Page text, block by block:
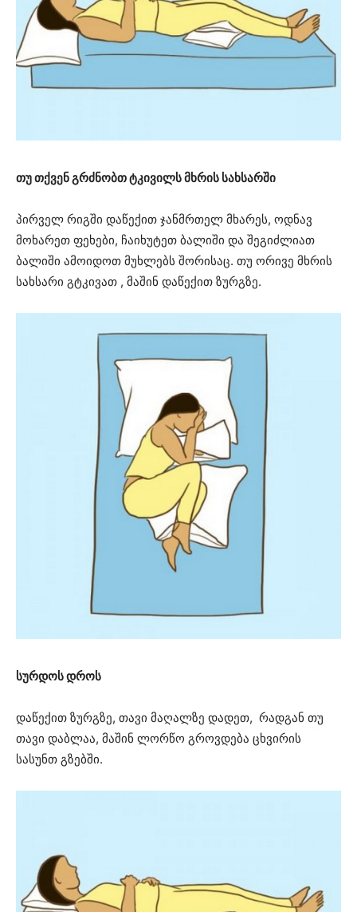
თუ თქვენ გრძნობთ ტკივილს მხრის სახსარში
პირველ რიგში დაწექით ჯანმრთელ მხარეს, ოდნავ
მოხარეთ ფეხები, ჩაიხუტეთ ბალიში და შეგიძლიათ
ბალიში ამოიდოთ მუხლებს შორისაც. თუ ორივე მხრის
სახსარი გტკივათ , მაშინ დაწექით ზურგზე.
სურდოს დროს
დაწექით ზურგზე, თავი მაღალზე დადეთ, რადგან თუ
თავი დაბლაა, მაშინ ლორწო გროვდება ცხვირის
სასუნთ გზებში.